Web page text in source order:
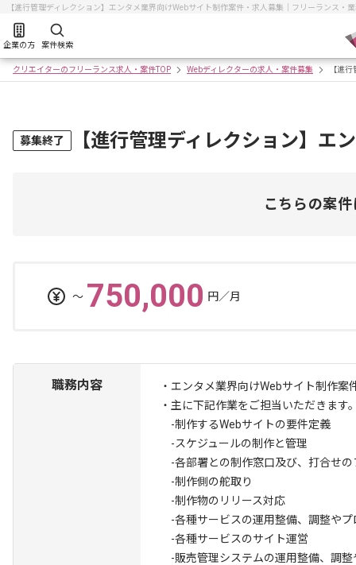
【進行管理ディレクション】エンタメ業界向けWebサイト制作案件・求人募集｜フリーランス・
企業の方 案件検索
クリエイターのフリーランス求人・案件TOP Webディレクターの求人・案件募集 【進
募集終了 【進行管理ディレクション】エ
こちらの案
〜 750,000 円／月
職務内容
・エンタメ業界向けWebサイト制作案
・主に下記作業をご担当いただきます
-制作するWebサイトの要件定義
-スケジュールの制作と管理
-各部署との制作窓口及び、打合せの
-制作側の舵取り
-制作物のリリース対応
-各種サービスの運用整備、調整やプ
-各種サービスのサイト運営
-販売管理システムの運用整備、調整